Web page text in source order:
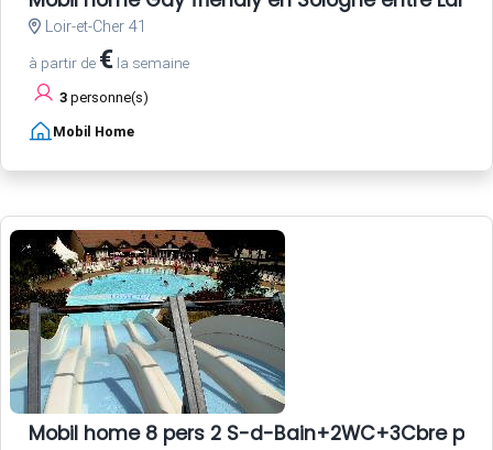
Loir-et-Cher 41
à partir de € la semaine
3 personne(s)
Mobil Home
Mobil home 8 pers 2 S-d-Bain+2WC+3Cbre